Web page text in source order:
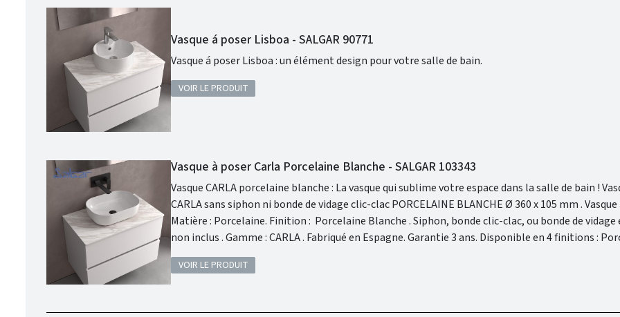
Vasque á poser Lisboa - SALGAR 90771
Vasque á poser Lisboa : un élément design pour votre salle de bain.
VOIR LE PRODUIT
Vasque à poser Carla Porcelaine Blanche - SALGAR 103343
Vasque CARLA porcelaine blanche : La vasque qui sublime votre espace dans la salle de bain ! Vasque à poser
CARLA sans siphon ni bonde de vidage clic-clac PORCELAINE BLANCHE Ø 360 x 105 mm . Vasque à poser .
Matière : Porcelaine. Finition : Porcelaine Blanche . Siphon, bonde clic-clac, ou bonde de vidage et robinet
non inclus . Gamme : CARLA . Fabriqué en Espagne. Garantie 3 ans. Disponible en 4 finitions : Porcelaine
Clay, Porcelaine Denim, Porcelaine Hunter et Porcelaine Blanche.
VOIR LE PRODUIT